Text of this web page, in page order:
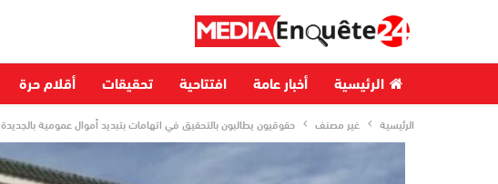
الرئيسية أخبار عامة افتتاحية تحقيقات أقلام حرة
الرئيسية غير مصنف حقوقيون يطالبون بالتحقيق في اتهامات بتبديد أموال عمومية بالجديدة